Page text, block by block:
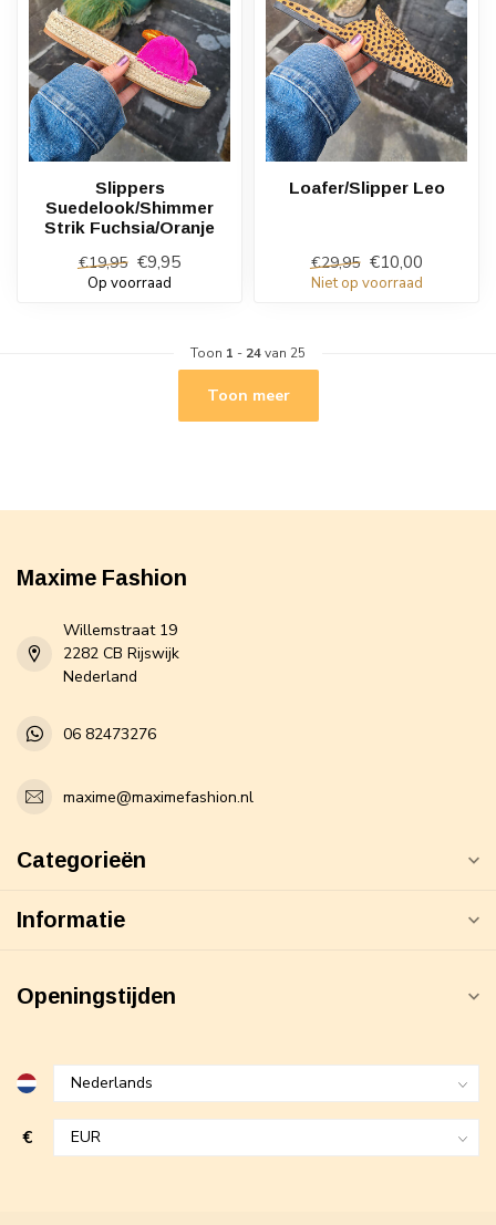
Slippers
Suedelook/Shimmer
Strik Fuchsia/Oranje
€19,95 €9,95
Op voorraad
Loafer/Slipper Leo
€29,95 €10,00
Niet op voorraad
Toon 1 - 24van 25
Toon meer
Maxime Fashion
Willemstraat 19
2282 CB Rijswijk
Nederland
06 82473276
maxime@maximefashion.nl
Categorieën
Informatie
Openingstijden
€